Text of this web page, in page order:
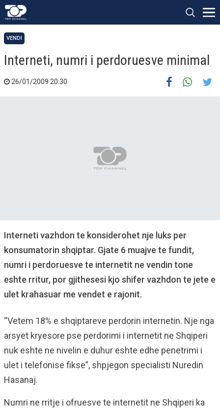
VENDI
Interneti, numri i perdoruesve minimal
26/01/2009 20:30
Interneti vazhdon te konsiderohet nje luks per
konsumatorin shqiptar. Gjate 6 muajve te fundit,
numri i perdoruesve te internetit ne vendin tone
eshte rritur, por gjithesesi kjo shifer vazhdon te jete e
ulet krahasuar me vendet e rajonit.
“Vetem 18% e shqiptareve perdorin internetin. Nje nga
arsyet kryesore pse perdorimi i internetit ne Shqiperi
nuk eshte ne nivelin e duhur eshte edhe penetrimi i
ulet i telefonise fikse”, shpjegon specialisti Nuredin
Hasanaj.
Numri ne rritje i ofruesve te internetit ne Shqiperi ka